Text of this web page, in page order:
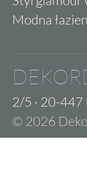
Modna
2/5 · 20-447
© 2026